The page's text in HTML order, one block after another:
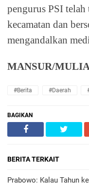
pengurus PSI telah
kecamatan dan
mengandalkan
MANSUR/
#Berita #Daerah
BAGIKAN
BERITA TERKAIT
Prabowo: Kalau Tahun